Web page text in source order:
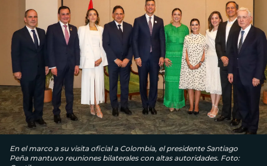
En el marco a su visita oficial a Colombia, el presidente Santiago
Peña mantuvo reuniones bilaterales con altas autoridades. Foto: